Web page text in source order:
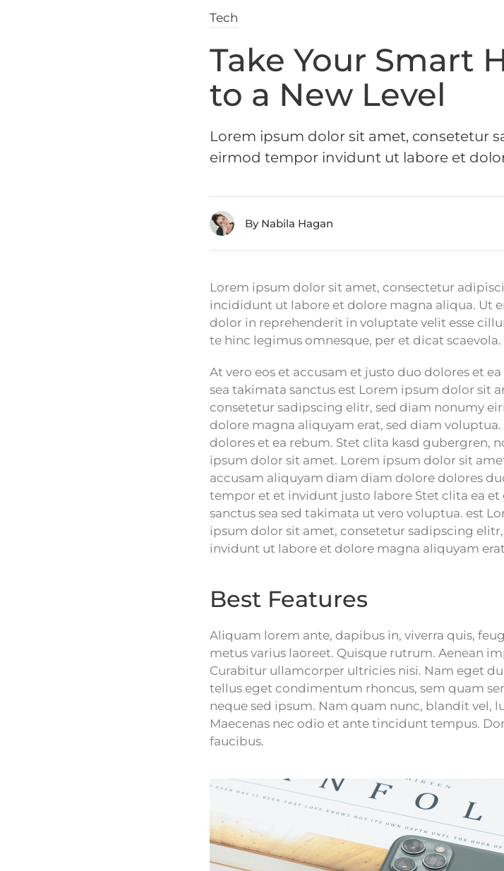
Tech
Take Your Smart
to a New Level
Lorem ipsum dolor sit amet, consetetur
eirmod tempor invidunt ut labore et
By Nabila Hagan
Lorem ipsum dolor sit amet, consectetur
incididunt ut labore et dolore magna aliqua. Ut
dolor in reprehenderit in voluptate velit esse
te hinc legimus omnesque, per et dicat scaevola.
At vero eos et accusam et justo duo dolores et
sea takimata sanctus est Lorem ipsum dolor sit
consetetur sadipscing elitr, sed diam nonumy
dolore magna aliquyam erat, sed diam
dolores et ea rebum. Stet clita kasd gubergren,
ipsum dolor sit amet. Lorem ipsum dolor sit
accusam aliquyam diam diam dolore dolores
tempor et et invidunt justo labore Stet clita ea
sanctus sea sed takimata ut vero voluptua. est
ipsum dolor sit amet, consetetur sadipscing
invidunt ut labore et dolore magna aliquyam
Best Features
Aliquam lorem ante, dapibus in, viverra quis,
metus varius laoreet. Quisque rutrum. Aenean
Curabitur ullamcorper ultricies nisi. Nam eget
tellus eget condimentum rhoncus, sem quam
neque sed ipsum. Nam quam nunc, blandit vel,
Maecenas nec odio et ante tincidunt tempus.
faucibus.